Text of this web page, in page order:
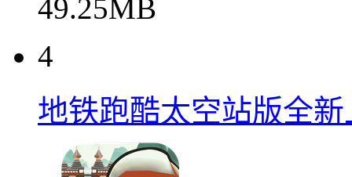
49.25MB
4
地铁跑酷太空站版全